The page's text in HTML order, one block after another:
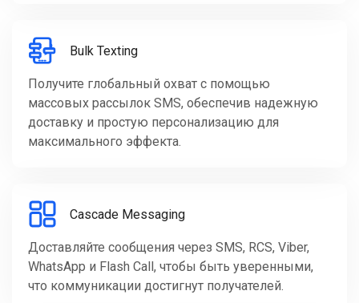
Bulk Texting
Получите глобальный охват с помощью
массовых рассылок SMS, обеспечив надежную
доставку и простую персонализацию для
максимального эффекта.
Cascade Messaging
Доставляйте сообщения через SMS, RCS, Viber,
WhatsApp и Flash Call, чтобы быть уверенными,
что коммуникации достигнут получателей.